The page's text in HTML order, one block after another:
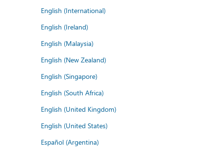
English (International)
English (Ireland)
English (Malaysia)
English (New Zealand)
English (Singapore)
English (South Africa)
English (United Kingdom)
English (United States)
Español (Argentina)